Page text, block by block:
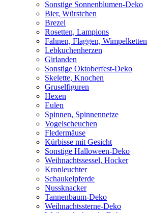
Sonstige Sonnenblumen-Deko
Bier, Würstchen
Brezel
Rosetten, Lampions
Fahnen, Flaggen, Wimpelketten
Lebkuchenherzen
Girlanden
Sonstige Oktoberfest-Deko
Skelette, Knochen
Gruselfiguren
Hexen
Eulen
Spinnen, Spinnennetze
Vogelscheuchen
Fledermäuse
Kürbisse mit Gesicht
Sonstige Halloween-Deko
Weihnachtssessel, Hocker
Kronleuchter
Schaukelpferde
Nussknacker
Tannenbaum-Deko
Weihnachtssterne-Deko